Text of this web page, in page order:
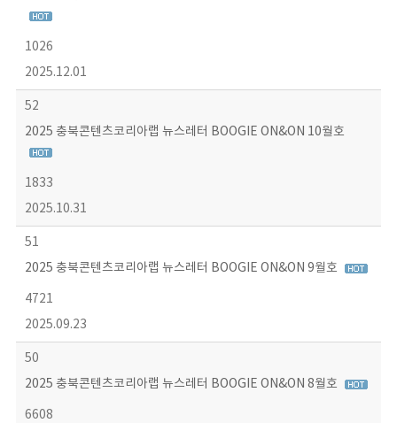
1026
2025.12.01
52
2025 충북콘텐츠코리아랩 뉴스레터 BOOGIE ON&ON 10월호
1833
2025.10.31
51
2025 충북콘텐츠코리아랩 뉴스레터 BOOGIE ON&ON 9월호
4721
2025.09.23
50
2025 충북콘텐츠코리아랩 뉴스레터 BOOGIE ON&ON 8월호
6608